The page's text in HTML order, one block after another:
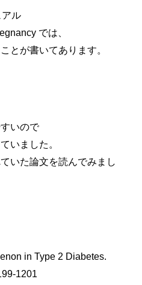
ル
では、
とが書いてあります。
いので
いました。
いた論文を読んでみまし
in Type 2 Diabetes.
1201